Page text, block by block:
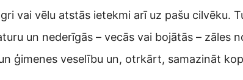
vai vēlu atstās ietekmi arī uz pašu cilvēku.
un nederīgās – vecās vai bojātās – zāles
ģimenes veselību un, otrkārt, samazināt